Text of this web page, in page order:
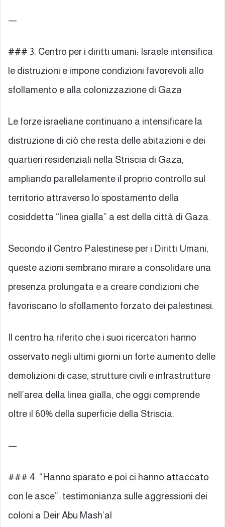
—
### 3. Centro per i diritti umani: Israele intensifica
le distruzioni e impone condizioni favorevoli allo
sfollamento e alla colonizzazione di Gaza
Le forze israeliane continuano a intensificare la
distruzione di ciò che resta delle abitazioni e dei
quartieri residenziali nella Striscia di Gaza,
ampliando parallelamente il proprio controllo sul
territorio attraverso lo spostamento della
cosiddetta “linea gialla” a est della città di Gaza.
Secondo il Centro Palestinese per i Diritti Umani,
queste azioni sembrano mirare a consolidare una
presenza prolungata e a creare condizioni che
favoriscano lo sfollamento forzato dei palestinesi.
Il centro ha riferito che i suoi ricercatori hanno
osservato negli ultimi giorni un forte aumento delle
demolizioni di case, strutture civili e infrastrutture
nell’area della linea gialla, che oggi comprende
oltre il 60% della superficie della Striscia.
—
### 4. “Hanno sparato e poi ci hanno attaccato
con le asce”: testimonianza sulle aggressioni dei
coloni a Deir Abu Mash’al